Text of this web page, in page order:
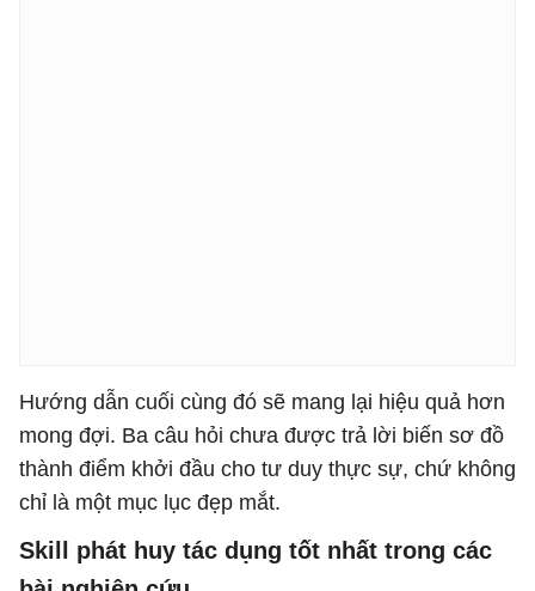
Hướng dẫn cuối cùng đó sẽ mang lại hiệu quả hơn
mong đợi. Ba câu hỏi chưa được trả lời biến sơ đồ
thành điểm khởi đầu cho tư duy thực sự, chứ không
chỉ là một mục lục đẹp mắt.
Skill phát huy tác dụng tốt nhất trong các